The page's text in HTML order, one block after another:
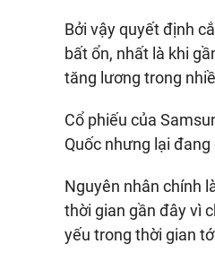
Bởi vậy quyết định
bất ổn, nhất là khi
tăng lương trong
Cổ phiếu của
Quốc nhưng lại
Nguyên nhân chính
thời gian gần đây vì
yếu trong thời gian